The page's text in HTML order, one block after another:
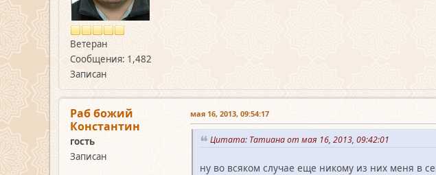
Ветеран
Сообщения: 1,482
Записан
Раб божий
Константин
гость
Записан
мая 16, 2013, 09:54:17
Цитата: Татиана от мая 16, 2013, 09:42:01
ну во всяком случае еще никому из них меня в